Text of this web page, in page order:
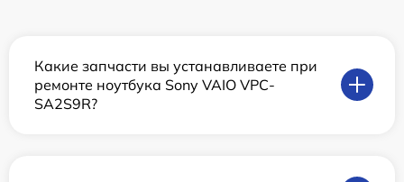
Какие запчасти вы устанавливаете при
ремонте ноутбука Sony VAIO VPC-
SA2S9R?